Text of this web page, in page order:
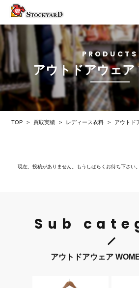
PRODUCTS
アウトドアウェア
TOP > 買取実績 > レディース衣料 > アウトド
現在、投稿がありません。もうしばらくお待ち下さい。
Sub
アウトドアウェア